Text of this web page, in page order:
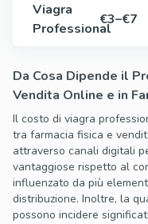
Viagra
Professional
€3–€7
Da Cosa Dipende il
Vendita Online e in
Il costo di viagra
tra farmacia fisica e
attraverso canali digitali
vantaggiose rispetto al
influenzato da più
distribuzione. Inoltre, la
possono incidere